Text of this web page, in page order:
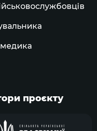
проєкту